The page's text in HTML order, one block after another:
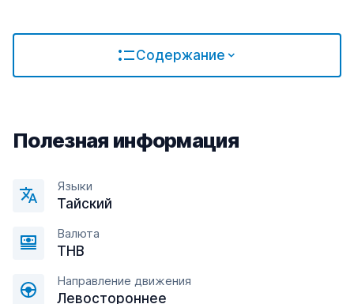
Содержание
Полезная информация
Языки
Тайский
Валюта
THB
Направление движения
Левостороннее